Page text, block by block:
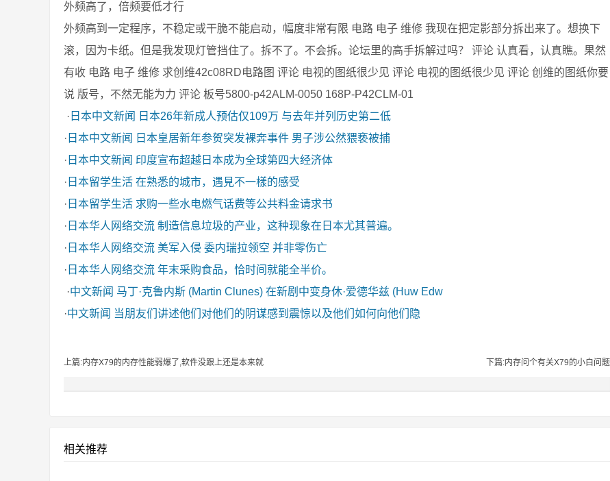
外频高了，倍频要低才行
外频高到一定程序，不稳定或干脆不能启动，幅度非常有限 电路 电子 维修 我现在把定影部分拆出来了。想换下
滚，因为卡纸。但是我发现灯管挡住了。拆不了。不会拆。论坛里的高手拆解过吗？ 评论 认真看，认真瞧。果然
有收 电路 电子 维修 求创维42c08RD电路图 评论 电视的图纸很少见 评论 电视的图纸很少见 评论 创维的图纸你要
说 版号，不然无能为力 评论 板号5800-p42ALM-0050 168P-P42CLM-01
· 日本中文新闻
日本26年新成人预估仅109万 与去年并列历史第二低
· 日本中文新闻
日本皇居新年参贺突发裸奔事件 男子涉公然猥亵被捕
· 日本中文新闻 印度宣布超越日本成为全球第四大经济体
· 日本留学生活 在熟悉的城市，遇見不一樣的感受
· 日本留学生活 求购一些水电燃气话费等公共料金请求书
· 日本华人网络交流 制造信息垃圾的产业，这种现象在日本尤其普遍。
· 日本华人网络交流 美军入侵 委内瑞拉领空 并非零伤亡
· 日本华人网络交流 年末采购食品，恰时间就能全半价。
·中文新闻 马丁·克鲁内斯 (Martin Clunes) 在新剧中变身休·爱德华兹 (Huw Edw
·中文新闻 当朋友们讲述他们对他们的阴谋感到震惊以及他们如何向他们隐
上篇:内存X79的内存性能弱爆了,软件没跟上还是本来就 下篇:内存问个有关X79的小白问题
相关推荐